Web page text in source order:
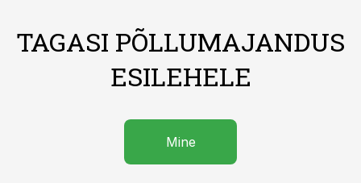
TAGASI PÕLLUMAJANDUS
ESILEHELE
Mine